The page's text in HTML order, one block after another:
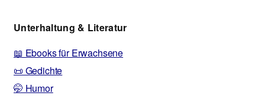
Unterhaltung & Literatur
📖 Ebooks für Erwachsene
📜 Gedichte
🤭 Humor